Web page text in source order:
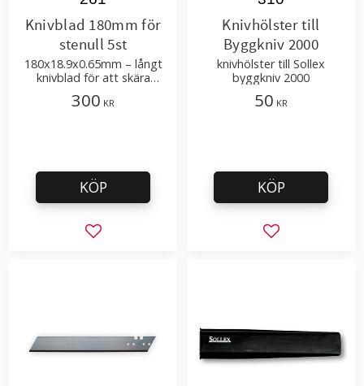
Knivblad 180mm för
stenull 5st
180x18.9x0.65mm – långt
knivblad för att skära
stenull, mineralull och
isoleringsmaterial
300 KR
Lägg till i favoriter
KÖP
Knivhölster till
Byggkniv 2000
knivhölster till Sollex
byggkniv 2000
50 KR
Lägg till i
KÖP